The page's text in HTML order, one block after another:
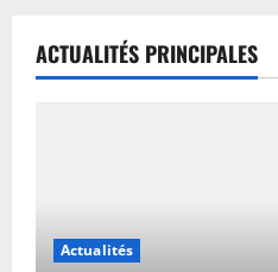
ACTUALITÉS PRINCIPALES
Actualités